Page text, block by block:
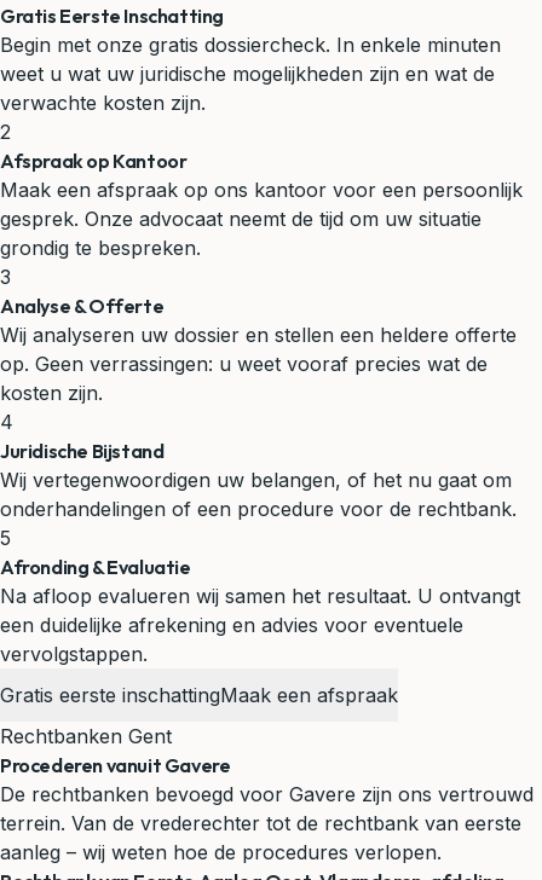
Gratis Eerste Inschatting
Begin met onze gratis dossiercheck. In enkele minuten
weet u wat uw juridische mogelijkheden zijn en wat de
verwachte kosten zijn.
2
Afspraak op Kantoor
Maak een afspraak op ons kantoor voor een persoonlijk
gesprek. Onze advocaat neemt de tijd om uw situatie
grondig te bespreken.
3
Analyse & Offerte
Wij analyseren uw dossier en stellen een heldere offerte
op. Geen verrassingen: u weet vooraf precies wat de
kosten zijn.
4
Juridische Bijstand
Wij vertegenwoordigen uw belangen, of het nu gaat om
onderhandelingen of een procedure voor de rechtbank.
5
Afronding & Evaluatie
Na afloop evalueren wij samen het resultaat. U ontvangt
een duidelijke afrekening en advies voor eventuele
vervolgstappen.
Gratis eerste inschattingMaak een afspraak
Rechtbanken Gent
Procederen vanuit Gavere
De rechtbanken bevoegd voor Gavere zijn ons vertrouwd
terrein. Van de vrederechter tot de rechtbank van eerste
aanleg – wij weten hoe de procedures verlopen.